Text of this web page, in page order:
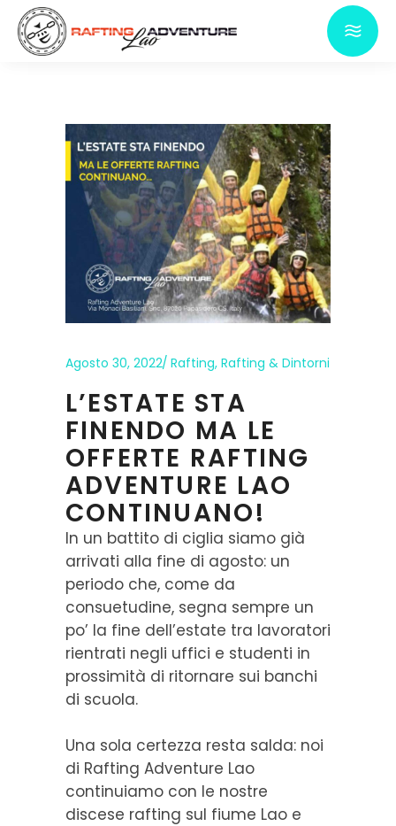
Agosto 30, 2022 Rafting, Rafting & Dintorni
L’ESTATE STA
FINENDO MA LE
OFFERTE RAFTING
ADVENTURE LAO
CONTINUANO!
In un battito di ciglia siamo già
arrivati alla fine di agosto: un
periodo che, come da
consuetudine, segna sempre un
po’ la fine dell’estate tra lavoratori
rientrati negli uffici e studenti in
prossimità di ritornare sui banchi
di scuola.
Una sola certezza resta salda: noi
di Rafting Adventure Lao
continuiamo con le nostre
discese rafting sul fiume Lao e